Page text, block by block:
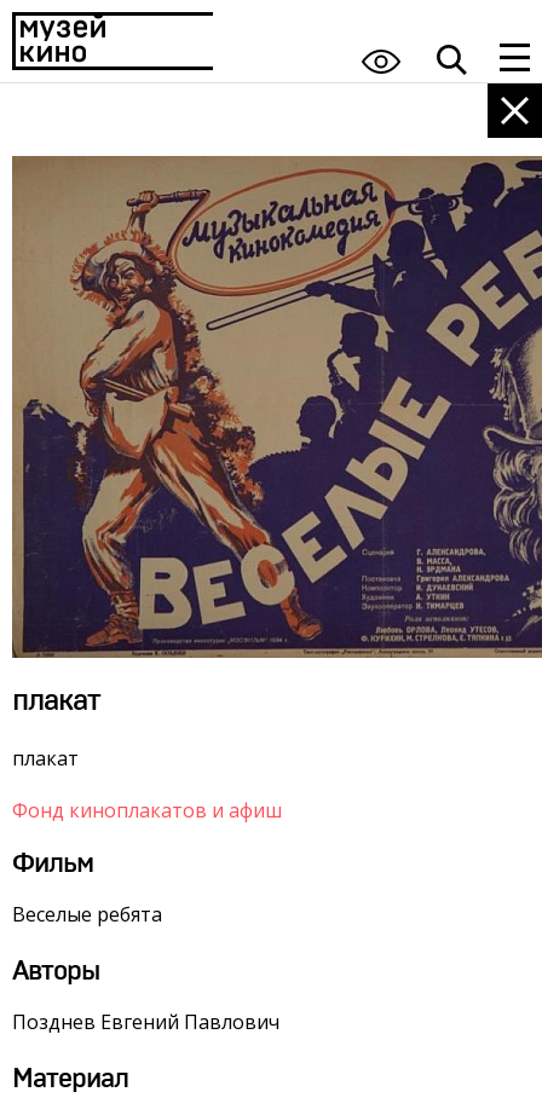
плакат
плакат
Фонд киноплакатов и афиш
Фильм
Веселые ребята
Авторы
Позднев Евгений Павлович
Материал